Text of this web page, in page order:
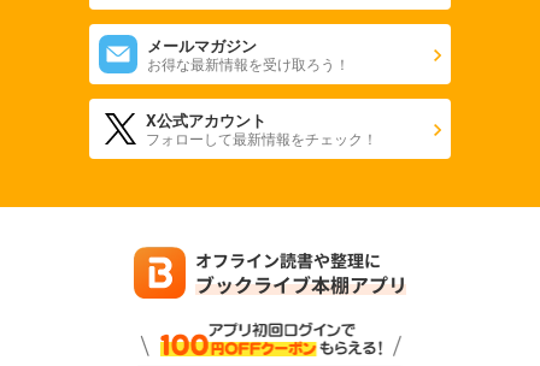
メールマガジン
お得な最新情報を受け取ろう！
X公式アカウント
フォローして最新情報をチェック！